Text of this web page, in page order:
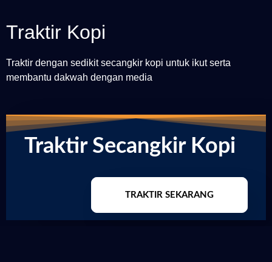
Traktir Kopi
Traktir dengan sedikit secangkir kopi untuk ikut serta
membantu dakwah dengan media
Traktir Secangkir Kopi
TRAKTIR SEKARANG